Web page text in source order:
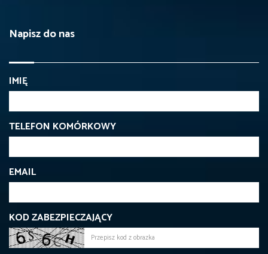
Napisz do nas
IMIĘ
TELEFON KOMÓRKOWY
EMAIL
KOD ZABEZPIECZAJĄCY